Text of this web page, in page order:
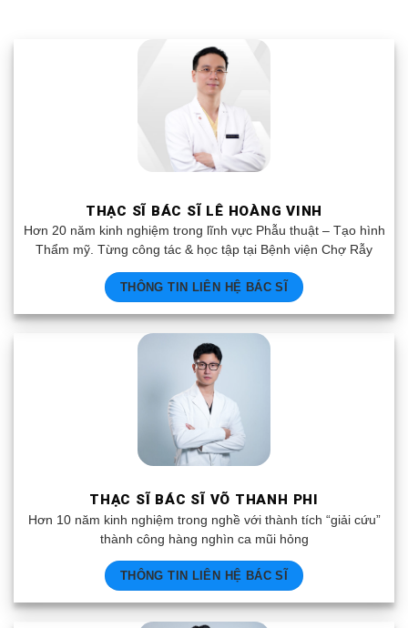
THẠC SĨ BÁC SĨ LÊ HOÀNG VINH
Hơn 20 năm kinh nghiệm trong lĩnh vực Phẫu thuật – Tạo hình
Thẩm mỹ. Từng công tác & học tập tại Bệnh viện Chợ Rẫy
THÔNG TIN LIÊN HỆ BÁC SĨ
THẠC SĨ BÁC SĨ VÕ THANH PHI
Hơn 10 năm kinh nghiệm trong nghề với thành tích “giải cứu”
thành công hàng nghìn ca mũi hỏng
THÔNG TIN LIÊN HỆ BÁC SĨ